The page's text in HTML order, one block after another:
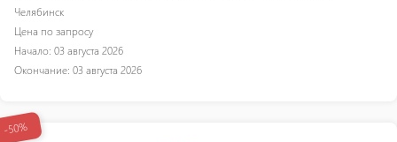
Челябинск
Цена по запросу
Начало: 03 августа 2026
Окончание: 03 августа 2026
-50%